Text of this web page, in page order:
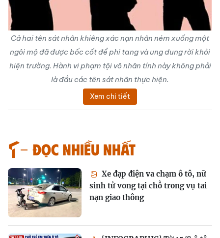
Cả hai tên sát nhân khiêng xác nạn nhân ném xuống một
ngôi mộ đã được bốc cốt để phi tang và ung dung rời khỏi
hiện trường. Hành vi phạm tội vô nhân tính này không phải
là đầu các tên sát nhân thực hiện.
Xem chi tiết
Đọc nhiều nhất
Xe đạp điện va chạm ô tô, nữ
sinh tử vong tại chỗ trong vụ tai
nạn giao thông